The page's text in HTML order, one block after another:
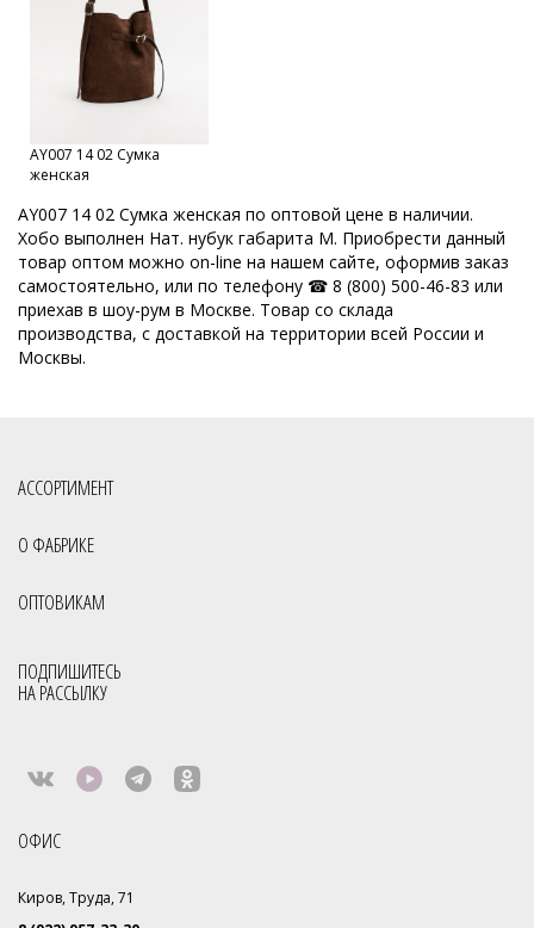
Сумки от производителя
Оптовая продажа сумок
ОССО сумки оптом Киров
Производитель женских сумок Россия
Производство кожгалантереи Производитель женских сумок
Производитель сумок Российская фабрика сумок оптом
Славия сумки оптом Киров Сумки мелкий опт Сумки опт
Сумки фабрики S.Lavia
Сумки из натуральной кожи и замши
AY007 14 02 Сумка
женская
AY007 14 02 Сумка женская по оптовой цене в наличии.
Хобо выполнен Нат. нубук габарита M. Приобрести данный
товар оптом можно on-line на нашем сайте, оформив заказ
самостоятельно, или по телефону ☎ 8 (800) 500-46-83 или
приехав в шоу-рум в Москве. Товар со склада
производства, с доставкой на территории всей России и
Москвы.
АССОРТИМЕНТ
О ФАБРИКЕ
ОПТОВИКАМ
ПОДПИШИТЕСЬ
НА РАССЫЛКУ
ОФИС
Киров, Труда, 71